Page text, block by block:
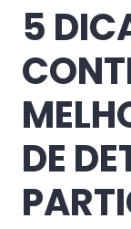
5
DE